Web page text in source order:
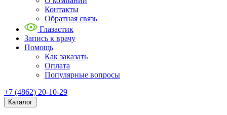
Контакты
Обратная связь
Глазастик
Запись к врачу
Помощь
Как заказать
Оплата
Популярные вопросы
+7 (4862) 20-10-29
Каталог